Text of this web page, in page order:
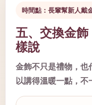
時間點：長輩幫新人戴
五、交換金
樣說
金飾不只是禮物，也
以講得溫暖一點，不